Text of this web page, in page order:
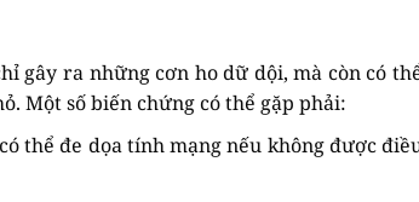
gây ra những cơn ho dữ dội, mà còn có
Một số biến chứng có thể gặp phải:
thể đe dọa tính mạng nếu không được